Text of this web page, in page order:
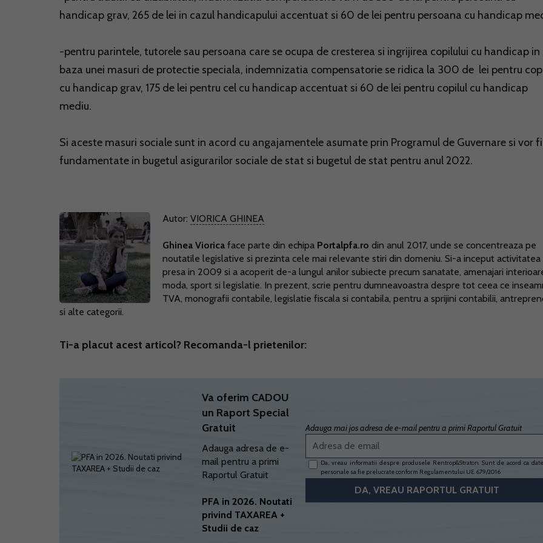
handicap grav, 265 de lei in cazul handicapului accentuat si 60 de lei pentru persoana cu handicap
-pentru parintele, tutorele sau persoana care se ocupa de cresterea si ingrijirea copilului cu handicap in
baza unei masuri de protectie speciala, indemnizatia compensatorie se ridica la 300 de lei pentru
cu handicap grav, 175 de lei pentru cel cu handicap accentuat si 60 de lei pentru copilul cu handicap
mediu.
Si aceste masuri sociale sunt in acord cu angajamentele asumate prin Programul de Guvernare si vor fi
fundamentate in bugetul asigurarilor sociale de stat si bugetul de stat pentru anul 2022.
Autor: VIORICA GHINEA
Ghinea Viorica face parte din echipa Portalpfa.ro din anul 2017, unde se concentreaza pe
noutatile legislative si prezinta cele mai relevante stiri din domeniu. Si-a inceput activitatea
presa in 2009 si a acoperit de-a lungul anilor subiecte precum sanatate, amenajari
moda, sport si legislatie. In prezent, scrie pentru dumneavoastra despre tot ceea ce
TVA, monografii contabile, legislatie fiscala si contabila, pentru a sprijini contabilii,
si alte categorii.
Ti-a placut acest articol? Recomanda-l prietenilor:
Va oferim CADOU
un Raport Special
Gratuit
Adauga adresa de e-
mail pentru a primi
Raportul Gratuit
PFA in 2026. Noutati
privind TAXAREA +
Studii de caz
Adauga mai jos adresa de e-mail pentru a primi Raportul Gratuit
Da, vreau informatii despre produsele Rentrop&Straton. Sunt de acord ca
personale sa fie prelucrate conform Regulamentului UE 679/2016